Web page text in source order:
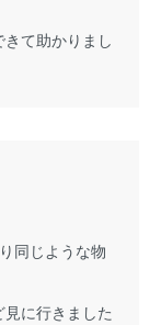
て助かりまし
同じような物
に行きました